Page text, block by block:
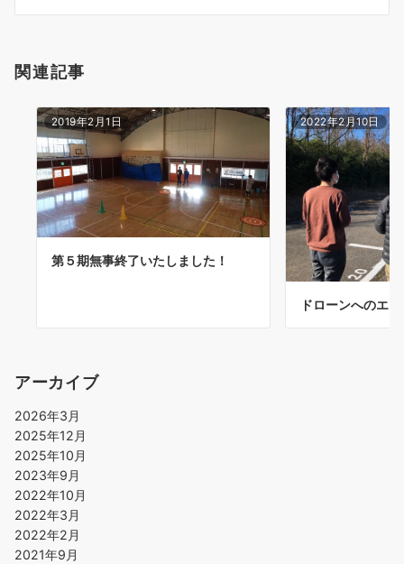
ン
関連記事
2019年2月1日
第５期無事終了いたしました！
2022年2月10日
ドローンへのエ
アーカイブ
2026年3月
2025年12月
2025年10月
2023年9月
2022年10月
2022年3月
2022年2月
2021年9月